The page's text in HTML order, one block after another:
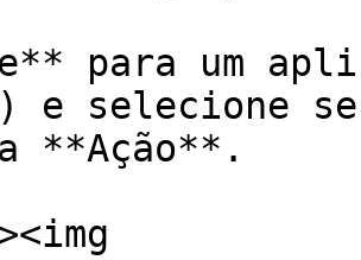
para um
e selecione
**Ação**.